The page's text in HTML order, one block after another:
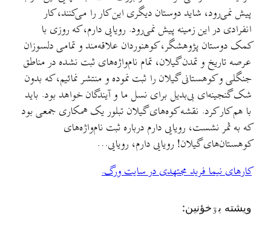
پیش نمی‌رود، شاید دوستان دیگری این کار را می‌کنند، کار
انفرادی در این زمینه پیش نمی‌رود. رویایی دارم، که روزی با
کمک دوستان پژوهشگر، کوهنوردان علاقه‌مند و تمامی دلسوزان
عرصه تاریخ و تمدن گیلان، تمام نام‌واژه‌های ثبت نشده در مناطق
جنگلی و کوهستانی گیلان را ثبت نموده و منتشر نمائیم، که بدون
شک گنجینه‌ای بی‌بدیل برای نسل ما و آیندگان خواهد بود. باید
با هم کار کرد. نقشه کوه‌های گیلان تبلور یک همکاری جمعی بود
که به ثمر نشست، رویایی دارم درباره ثبت نام‌واژه‌های
کوهستان‌های گیلان! رویایی دارم، رویایی…
کارهای نیما فرید مجتهدی در سایت ورگ.
ويشته بۊخؤنين: